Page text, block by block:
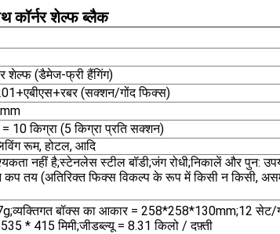
कॉर्नर शेल्फ ब्लैक
शेल्फ (डैमेज-फ्री हैंगिंग)
(सक्शन/गोंद फिक्स)
10 किग्रा (5 किग्रा प्रति सक्शन)
रूम, होटल, आदि
नहीं है;स्टेनलेस स्टील बॉडी;जंग रोधी;निकालें और पुन:
तय (अतिरिक्त फिक्स विकल्प के रूप में किसी न किसी,
बॉक्स का आकार = 258*258*130mm;12 सेट/
* 415 मिमी;जीडब्ल्यू = 8.31 किलो / दफ़्ती